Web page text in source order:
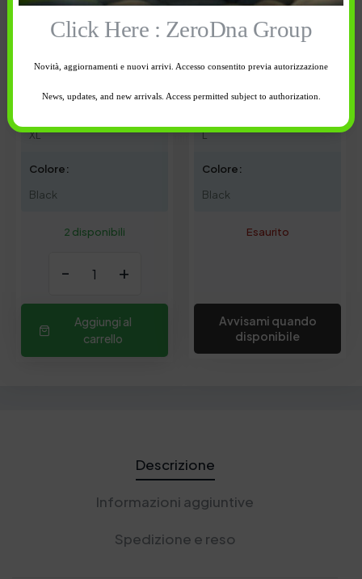
25,00€
XL
Colore:
Black
2 disponibili
- +
Aggiungi al
carrello
25,00€
L
Colore:
Black
Esaurito
Avvisami quando
disponibile
Descrizione
Informazioni aggiuntive
Spedizione e reso
Click Here : ZeroDna Group
Novità, aggiornamenti e nuovi arrivi. Accesso consentito previa autorizzazione
News, updates, and new arrivals. Access permitted subject to authorization.